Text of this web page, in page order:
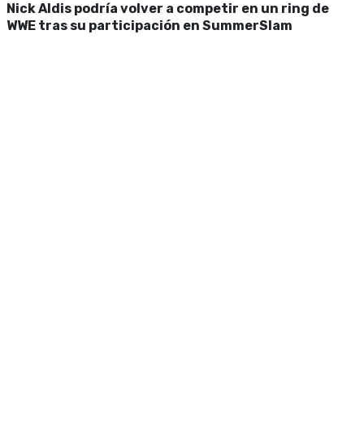
Nick Aldis podría volver a competir en un ring de
WWE tras su participación en SummerSlam